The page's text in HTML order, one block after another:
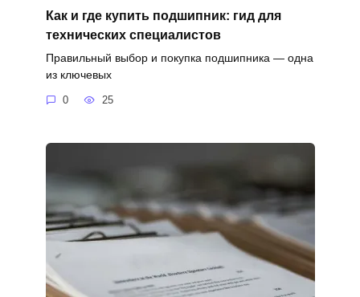
Как и где купить подшипник: гид для
технических специалистов
Правильный выбор и покупка подшипника — одна
из ключевых
0 25